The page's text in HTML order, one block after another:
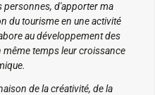
personnes, d'apporter ma
du tourisme en une activité
au développement des
temps leur croissance
de la créativité, de la